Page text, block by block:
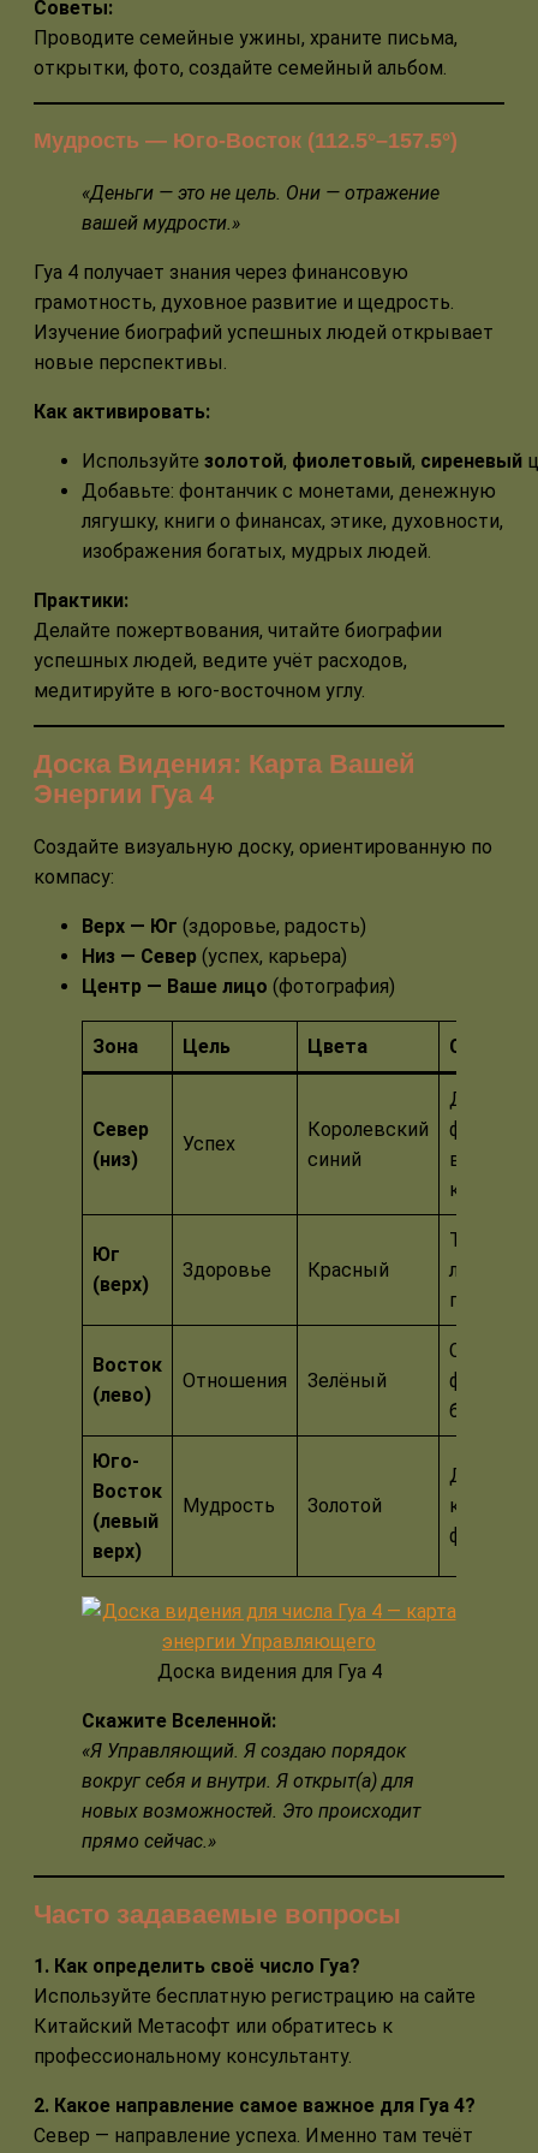
Советы:
Проводите семейные ужины, храните письма,
открытки, фото, создайте семейный альбом.
Мудрость — Юго-Восток (112.5°–157.5°)
«Деньги — это не цель. Они — отражение
вашей мудрости.»
Гуа 4 получает знания через финансовую
грамотность, духовное развитие и щедрость.
Изучение биографий успешных людей открывает
новые перспективы.
Как активировать:
Используйте золотой, фиолетовый, сиреневый
Добавьте: фонтанчик с монетами, денежную
лягушку, книги о финансах, этике, духовности,
изображения богатых, мудрых людей.
Практики:
Делайте пожертвования, читайте биографии
успешных людей, ведите учёт расходов,
медитируйте в юго-восточном углу.
Доска Видения: Карта Вашей
Энергии Гуа 4
Создайте визуальную доску, ориентированную по
компасу:
Верх — Юг (здоровье, радость)
Низ — Север (успех, карьера)
Центр — Ваше лицо (фотография)
Зона Цель Цвета Символы
Север
(низ)
Успех
Королевский
синий
Дорога,
фонтан,
ваша
карьера
Юг
(верх)
Здоровье Красный
люди,
Восток
(лево)
Отношения Зелёный
фото,
бамбук
Юго-
Восток
(левый
верх)
Мудрость Золотой
Деньги,
книги,
фонтан
Доска видения для Гуа 4
Скажите Вселенной:
«Я Управляющий. Я создаю порядок
вокруг себя и внутри. Я открыт(а) для
новых возможностей. Это происходит
прямо сейчас.»
Часто задаваемые вопросы
1. Как определить своё число Гуа?
Используйте бесплатную регистрацию на сайте
Китайский Метасофт или обратитесь к
профессиональному консультанту.
2. Какое направление самое важное для Гуа 4?
Север — направление успеха. Именно там течёт